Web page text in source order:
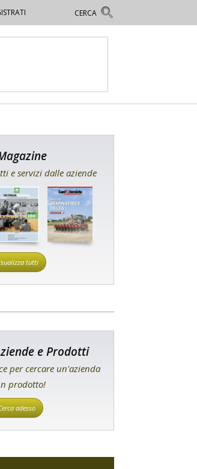
e servizi dalle aziende
tutti
e Prodotti
per cercare un'azienda
prodotto!
adesso